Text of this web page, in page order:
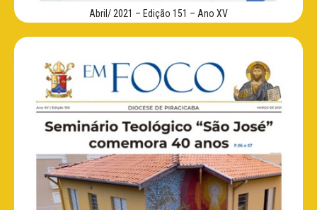
Abril/ 2021 – Edição 151 – Ano XV